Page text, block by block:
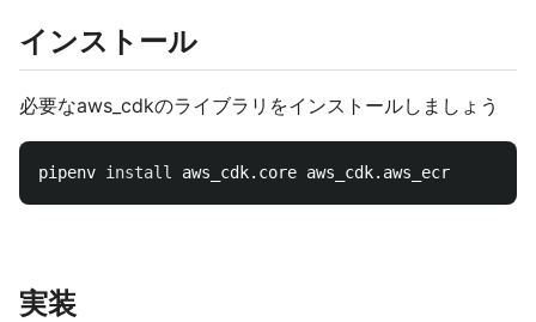
インストール
必要なaws_cdkのライブラリをインストールしましょう
pipenv install
実装